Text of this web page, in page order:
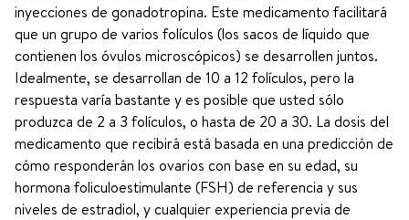
inyecciones de gonadotropina. Este medicamento facilitará
que un grupo de varios folículos (los sacos de líquido que
contienen los óvulos microscópicos) se desarrollen juntos.
Idealmente, se desarrollan de 10 a 12 folículos, pero la
respuesta varía bastante y es posible que usted sólo
produzca de 2 a 3 folículos, o hasta de 20 a 30. La dosis del
medicamento que recibirá está basada en una predicción de
cómo responderán los ovarios con base en su edad, su
hormona foliculoestimulante (FSH) de referencia y sus
niveles de estradiol, y cualquier experiencia previa de